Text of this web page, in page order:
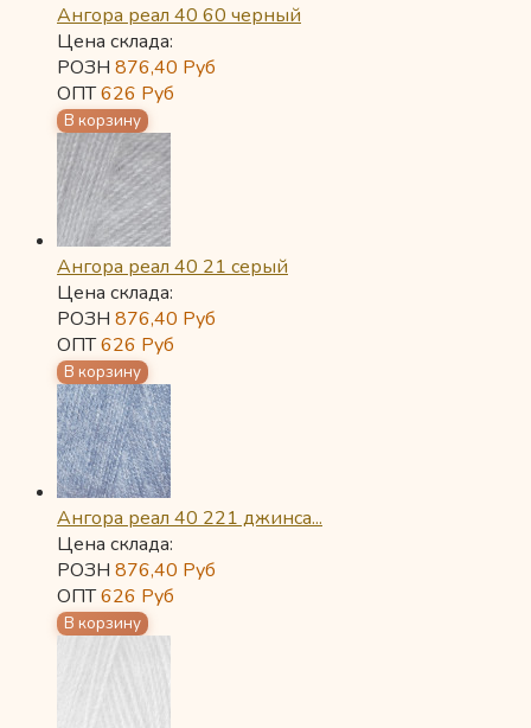
Ангора реал 40 60 черный
Цена склада:
РОЗН 876,40 Руб
ОПТ626 Руб
Ангора реал 40 21 серый
Цена склада:
РОЗН 876,40 Руб
ОПТ626 Руб
Ангора реал 40 221 джинса...
Цена склада:
РОЗН 876,40 Руб
ОПТ626 Руб